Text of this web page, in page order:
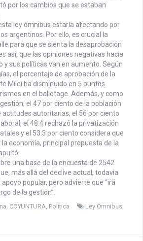
por los cambios que se estaban
ley ómnibus estaría afectando por
argentinos. Por ello, es crucial la
para que se sienta la desaprobación
así, que las opiniones negativas hacia
y sus políticas van en aumento. Según
el porcentaje de aprobación de la
Milei ha disminuido en 5 puntos
en el ballotage. Además, y como
el 47 por ciento de la población
actitudes autoritarias, el 56 por ciento
el 48.4 rechazó la privatización
y el 53.3 por ciento considera que
economía, principal propuesta de la
una base de la encuesta de 2542
más allá del declive actual, todavía
popular, pero advierte que “irá
de la gestión”.
COYUNTURA Política Ley Ómnibus